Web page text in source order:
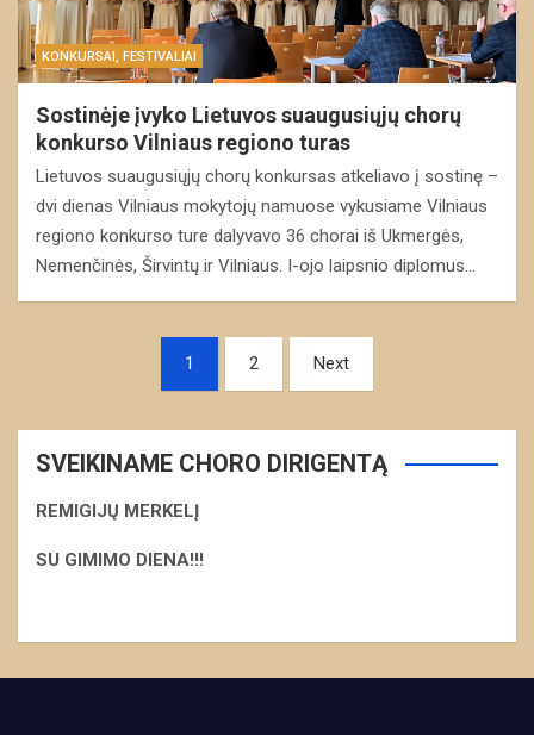
KONKURSAI, FESTIVALIAI
Sostinėje įvyko Lietuvos suaugusiųjų chorų
konkurso Vilniaus regiono turas
Lietuvos suaugusiųjų chorų konkursas atkeliavo į sostinę –
dvi dienas Vilniaus mokytojų namuose vykusiame Vilniaus
regiono konkurso ture dalyvavo 36 chorai iš Ukmergės,
Nemenčinės, Širvintų ir Vilniaus. I-ojo laipsnio diplomus…
įrašų
1 2 Next
SVEIKINAME CHORO DIRIGENTĄ
REMIGIJŲ MERKELĮ
SU GIMIMO DIENA!!!